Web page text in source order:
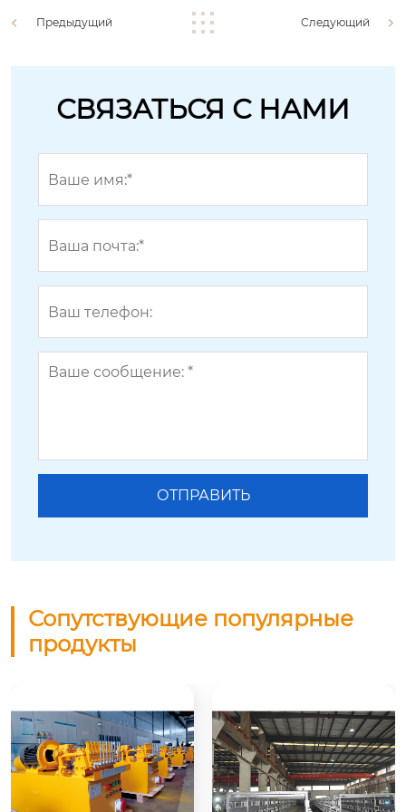
Предыдущий Следующий
СВЯЗАТЬСЯ С НАМИ
Сопутствующие популярные
продукты